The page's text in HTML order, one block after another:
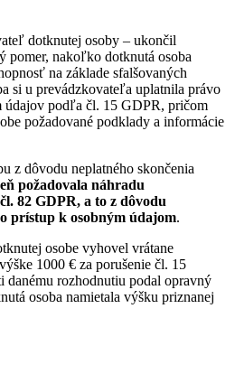
dotknutej osoby – ukončil
pomer, nakoľko dotknutá osoba
na základe sfalšovaných
si u prevádzkovateľa uplatnila právo
údajov podľa čl. 15 GDPR, pričom
požadované podklady a informácie
z dôvodu neplatného skončenia
požadovala náhradu
82 GDPR, a to z dôvodu
prístup k osobným údajom.
osobe vyhovel vrátane
1000 € za porušenie čl. 15
danému rozhodnutiu podal opravný
osoba namietala výšku priznanej